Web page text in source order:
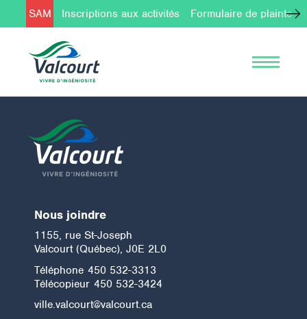
SAM Inscriptions aux activités Formulaire de plainte
Nous joindre
1155, rue St-Joseph
Valcourt (Québec), J0E 2L0
Téléphone 450 532-3313
Télécopieur 450 532-3424
ville.valcourt@valcourt.ca